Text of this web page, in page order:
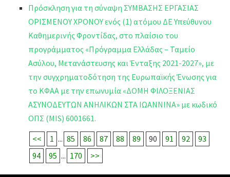
Πρόσκληση για τη σύναψη ΣΥΜΒΑΣΗΣ ΕΡΓΑΣΙΑΣ
ΟΡΙΣΜΕΝΟΥ ΧΡΟΝΟΥ ενός (1) ατόμου ΔΕ Υπεύθυνου
Καθημερινής Φροντίδας, στο πλαίσιο του
προγράμματος «Πρόγραμμα Ελλάδας – Ταμείο
Ασύλου, Μετανάστευσης και Ένταξης 2021-2027», με
την συγχρηματοδότηση της Ευρωπαϊκής Ένωσης για
το ΚΦΑΑ με την επωνυμία «ΔΟΜΗ ΦΙΛΟΞΕΝΙΑΣ
ΑΣΥΝΟΔΕΥΤΩΝ ΑΝΗΛΙΚΩΝ ΣΤΑ ΙΩΑΝΝΙΝΑ» με κωδικό
ΟΠΣ (MIS) 6001661.
<<
1 ... 85 86 87 88 89 90 91 92
93
94
95 ... 170 >>